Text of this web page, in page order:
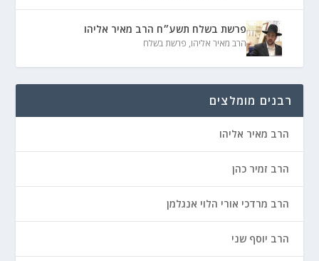
פרשת בשלח תשע״ח הרב מאיר אליהו
הרב מאיר אליהו, פרשת בשלח
רבנים מומלצים
הרב מאיר אליהו
הרב זמיר כהן
הרב מרדכי אורי הלוי אנגלמן
הרב יוסף שני